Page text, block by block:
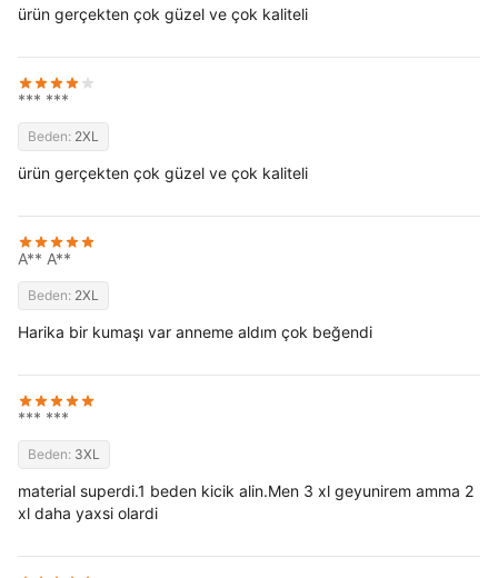
ürün gerçekten çok güzel ve çok kaliteli
*** ***
Beden: 2XL
ürün gerçekten çok güzel ve çok kaliteli
A** A**
Beden: 2XL
Harika bir kumaşı var anneme aldım çok beğendi
*** ***
Beden: 3XL
material superdi.1 beden kicik alin.Men 3 xl geyunirem amma 2
xl daha yaxsi olardi